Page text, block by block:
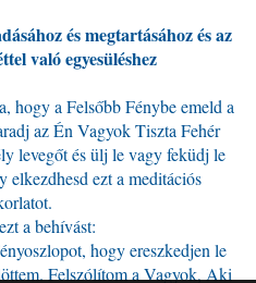
és megtartásához és az
való egyesüléshez
hogy a Felsőbb Fénybe emeld a
az Én Vagyok Tiszta Fehér
levegőt és ülj le vagy feküdj le
elkezdhesd ezt a meditációs
a behívást:
hogy ereszkedjen le
Felszólítom a Vagyok, Aki